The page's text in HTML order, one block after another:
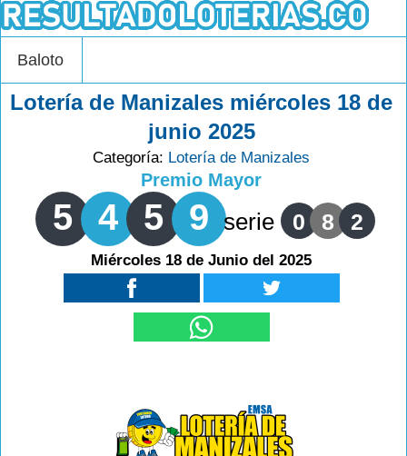
Baloto
Lotería de Manizales miércoles 18 de
junio 2025
Categoría: Lotería de Manizales
Premio Mayor
5 4 5 9 serie 0 8 2
Miércoles 18 de Junio del 2025